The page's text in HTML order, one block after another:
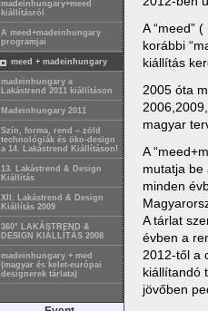
madeinhungary+meed
kiállításról
A meed+madeinhungary
programjai
meed + madeinhungary
madeinhungary a
Lakástrend 2011 kiállításon
Madeinhungary 2011
Szín, forma, rend – zöld
technológiák és öko-design
a 14. Lakástrend Kiállításon!
13. Lakástrend & Design
Kiállítás
XII. Lakástrend & Design
Kiállítás 2009
360° LAKÁSTREND &
DESIGN KIÁLLÍTÁS 2008
madeinhungary + med
(magyar és kelet-európai
designerek tárlata)
A “meed”
korábbi
kiállítás
2005 óta
magyar
A
mutatja be
minden
A tárlat
évben a
2012-től a
kiállítandó
jövőben